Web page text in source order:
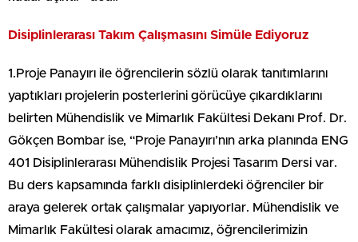
Disiplinlerarası Takım Çalışmasını Simüle Ediyoruz
1.Proje Panayırı ile öğrencilerin sözlü olarak tanıtımlarını
yaptıkları projelerin posterlerini görücüye çıkardıklarını
belirten Mühendislik ve Mimarlık Fakültesi Dekanı Prof. Dr.
Gökçen Bombar ise, “Proje Panayırı’nın arka planında ENG
401 Disiplinlerarası Mühendislik Projesi Tasarım Dersi var.
Bu ders kapsamında farklı disiplinlerdeki öğrenciler bir
araya gelerek ortak çalışmalar yapıyorlar. Mühendislik ve
Mimarlık Fakültesi olarak amacımız, öğrencilerimizin